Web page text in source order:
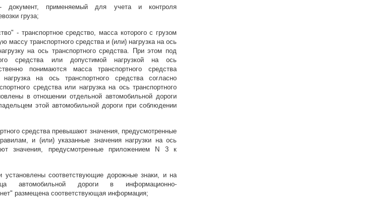
- документ, применяемый для учета и контроля
груза;
- транспортное средство, масса которого с грузом
массу транспортного средства и (или) нагрузка на ось
на ось транспортного средства. При этом под
средства или допустимой нагрузкой на ось
понимаются масса транспортного средства
на ось транспортного средства согласно
средства или нагрузка на ось транспортного
в отношении отдельной автомобильной дороги
этой автомобильной дороги при соблюдении
средства превышают значения, предусмотренные
и (или) указанные значения нагрузки на ось
значения, предусмотренные приложением N 3 к
установлены соответствующие дорожные знаки, и на
автомобильной дороги в информационно-
размещена соответствующая информация;